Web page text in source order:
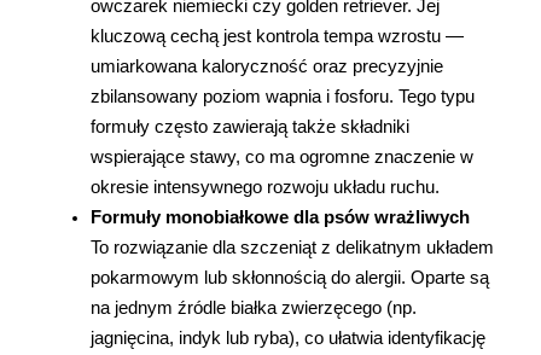
owczarek niemiecki czy golden retriever. Jej
kluczową cechą jest kontrola tempa wzrostu —
umiarkowana kaloryczność oraz precyzyjnie
zbilansowany poziom wapnia i fosforu. Tego typu
formuły często zawierają także składniki
wspierające stawy, co ma ogromne znaczenie w
okresie intensywnego rozwoju układu ruchu.
Formuły monobiałkowe dla psów wrażliwych
To rozwiązanie dla szczeniąt z delikatnym układem
pokarmowym lub skłonnością do alergii. Oparte są
na jednym źródle białka zwierzęcego (np.
jagnięcina, indyk lub ryba), co ułatwia identyfikację